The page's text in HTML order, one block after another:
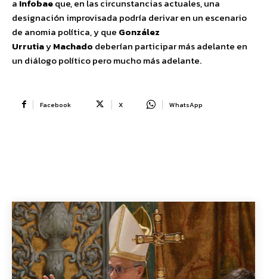
a Infobaeque, en las circunstancias actuales, una
designación improvisada podría derivar en un escenario
de anomia política, y que González
UrrutiayMachado deberían participar más adelante en
un diálogo político pero mucho más adelante.
Facebook X WhatsApp